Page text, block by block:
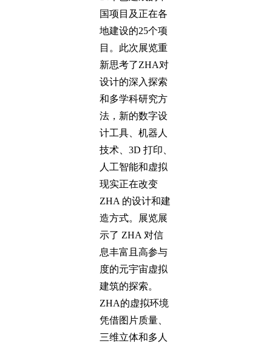
国项目及正在各
地建设的25个项
目。此次展览重
新思考了ZHA对
设计的深入探索
和多学科研究方
法，新的数字设
计工具、机器人
技术、3D 打印、
人工智能和虚拟
现实正在改变
ZHA 的设计和建
造方式。展览展
示了 ZHA 对信
息丰富且高参与
度的元宇宙虚拟
建筑的探索。
ZHA的虚拟环境
凭借图片质量、
三维立体和多人